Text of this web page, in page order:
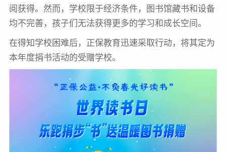
阅获得。然而，学校限于经济条件，图书馆藏书和设备
均不完善，孩子们无法获得更多的学习和成长空间。
在得知学校困难后，正保教育迅速采取行动，将其定为
本年度捐书活动的受赠学校。